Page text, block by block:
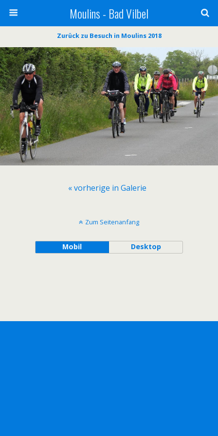
Moulins - Bad Vilbel
Zurück zu Besuch in Moulins 2018
« vorherige in Galerie
Zum Seitenanfang
Mobil Desktop